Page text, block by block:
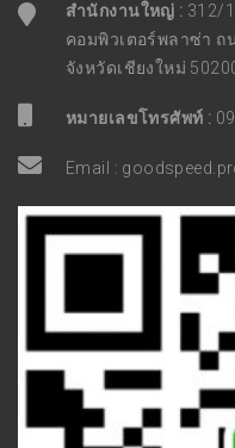
สำนักงานใหญ่ : 312/
คอมพิวเตอร์พลาซ่า
จังหวัดเชียงใหม่
หมายเลขโทรศัพท์ :
Email :